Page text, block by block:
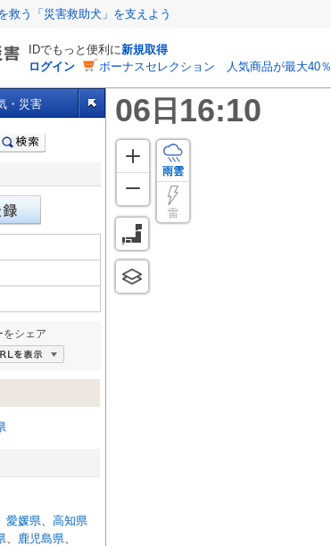
救う「災害救助犬」を支えよう
IDでもっと便利に新規取得
ログイン
ボーナスセレクション 人気商品が最大40％
・災害
をシェア
愛媛県、 高知県
、 鹿児島県、
雨雲
雷
06 日 16:10